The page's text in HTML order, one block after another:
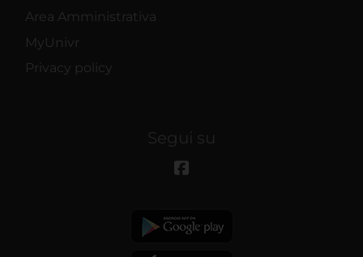
Area Amministrativa
MyUnivr
Privacy policy
Segui su